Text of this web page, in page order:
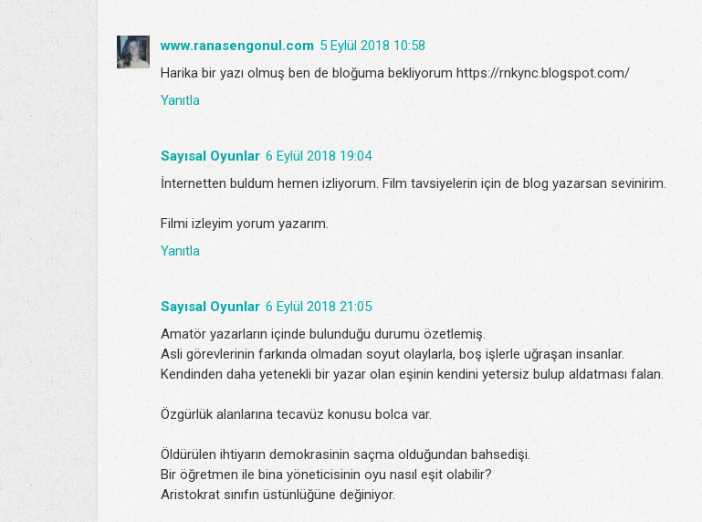
www.ranasengonul.com 5 Eylül 2018 10:58
Harika bir yazı olmuş ben de bloğuma bekliyorum https://rnkync.blogspot.com/
Yanıtla
Sayısal Oyunlar 6 Eylül 2018 19:04
İnternetten buldum hemen izliyorum. Film tavsiyelerin için de blog yazarsan sevinirim.
Filmi izleyim yorum yazarım.
Yanıtla
Sayısal Oyunlar 6 Eylül 2018 21:05
Amatör yazarların içinde bulunduğu durumu özetlemiş.
Asli görevlerinin farkında olmadan soyut olaylarla, boş işlerle uğraşan insanlar.
Kendinden daha yetenekli bir yazar olan eşinin kendini yetersiz bulup aldatması falan.
Özgürlük alanlarına tecavüz konusu bolca var.
Öldürülen ihtiyarın demokrasinin saçma olduğundan bahsedişi.
Bir öğretmen ile bina yöneticisinin oyu nasıl eşit olabilir?
Aristokrat sınıfın üstünlüğüne değiniyor.